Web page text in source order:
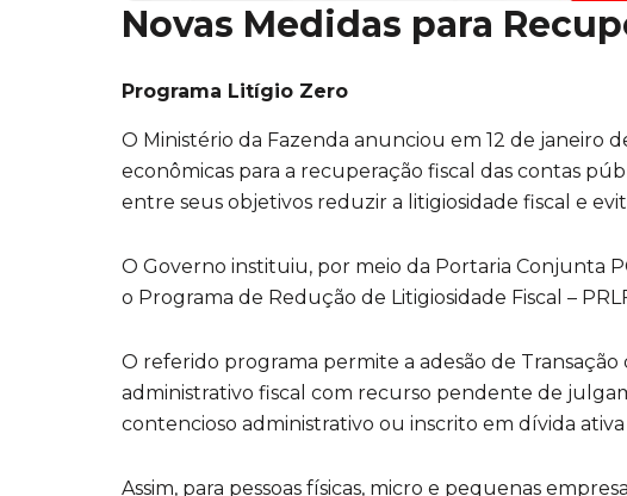
Novas Medidas para
Programa Litígio Zero
O Ministério da Fazenda anunciou em 12 de janeiro
econômicas para a recuperação fiscal das contas
entre seus objetivos reduzir a litigiosidade fiscal e
O Governo instituiu, por meio da Portaria Conjunta
o Programa de Redução de Litigiosidade Fiscal –
O referido programa permite a adesão de
administrativo fiscal com recurso pendente de
contencioso administrativo ou inscrito em dívida ativa
Assim, para pessoas físicas, micro e pequenas